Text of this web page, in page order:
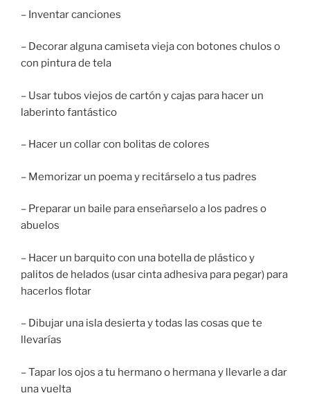
– Inventar canciones
– Decorar alguna camiseta vieja con botones chulos o
con pintura de tela
– Usar tubos viejos de cartón y cajas para hacer un
laberinto fantástico
– Hacer un collar con bolitas de colores
– Memorizar un poema y recitárselo a tus padres
– Preparar un baile para enseñarselo a los padres o
abuelos
– Hacer un barquito con una botella de plástico y
palitos de helados (usar cinta adhesiva para pegar) para
hacerlos flotar
– Dibujar una isla desierta y todas las cosas que te
llevarías
– Tapar los ojos a tu hermano o hermana y llevarle a dar
una vuelta